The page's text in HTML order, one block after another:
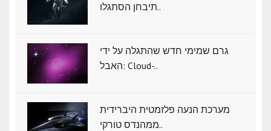
תיבחן הסתגלו..
גרם שמימי חדש שהתגלה על ידי
האבל: Cloud-..
מערכת הנעה פלזמטית היברידית
ממהנדס טורקי..